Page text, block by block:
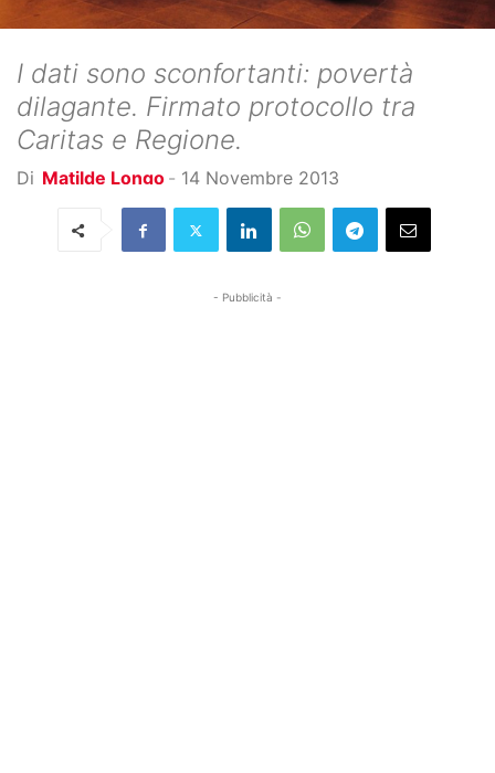
I dati sono sconfortanti: povertà
dilagante. Firmato protocollo tra
Caritas e Regione.
Di Matilde Longo - 14 Novembre 2013
- Pubblicità -